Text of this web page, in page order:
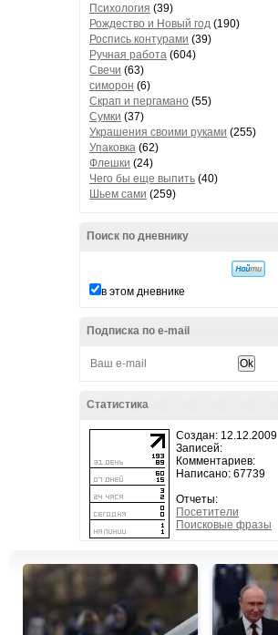
Психология (39)
Рождество и Новый год (190)
Роспись контурами (39)
Ручная работа (604)
Свечи (63)
симорон (6)
Скрап и пергамано (55)
Сумки (37)
Украшения своими руками (255)
Упаковка (62)
Флешки (24)
Чего бы еще выпить (40)
Шьем сами (259)
Поиск по дневнику
в этом дневнике
Подписка по e-mail
Статистика
Создан: 12.12.2009
Записей:
Комментариев:
Написано: 67739
Отчеты:
Посетители
Поисковые фразы